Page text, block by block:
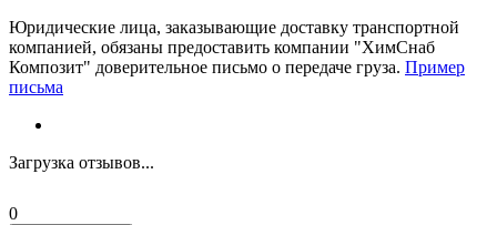
Юридические лица, заказывающие доставку транспортной
компанией, обязаны предоставить компании "ХимСнаб
Композит" доверительное письмо о передаче груза. Пример
письма
Загрузка отзывов...
0